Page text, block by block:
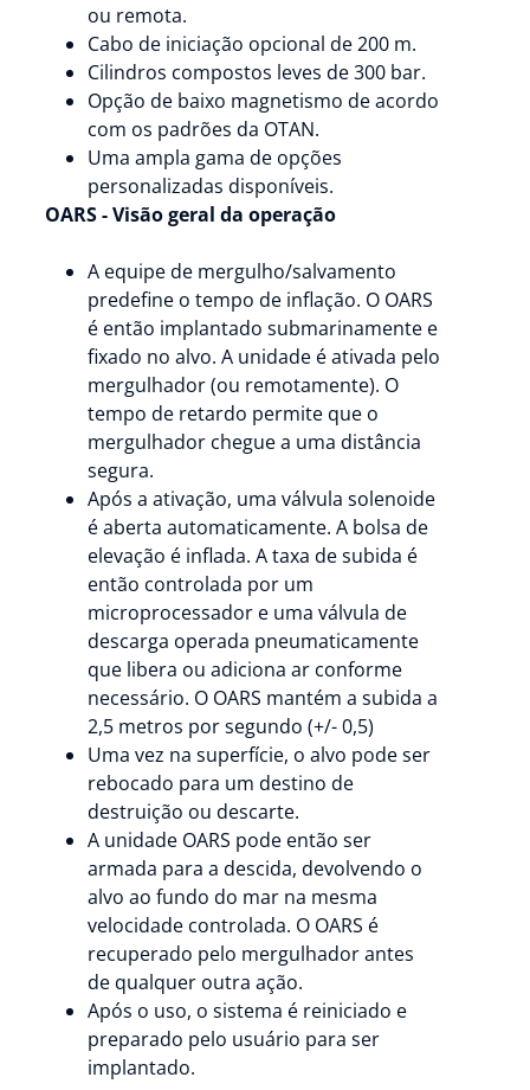
ou remota.
Cabo de iniciação opcional de 200 m.
Cilindros compostos leves de 300 bar.
Opção de baixo magnetismo de acordo
com os padrões da OTAN.
Uma ampla gama de opções
personalizadas disponíveis.
OARS - Visão geral da operação
A equipe de mergulho/salvamento
predefine o tempo de inflação. O OARS
é então implantado submarinamente e
fixado no alvo. A unidade é ativada pelo
mergulhador (ou remotamente). O
tempo de retardo permite que o
mergulhador chegue a uma distância
segura.
Após a ativação, uma válvula solenoide
é aberta automaticamente. A bolsa de
elevação é inflada. A taxa de subida é
então controlada por um
microprocessador e uma válvula de
descarga operada pneumaticamente
que libera ou adiciona ar conforme
necessário. O OARS mantém a subida a
2,5 metros por segundo (+/- 0,5)
Uma vez na superfície, o alvo pode ser
rebocado para um destino de
destruição ou descarte.
A unidade OARS pode então ser
armada para a descida, devolvendo o
alvo ao fundo do mar na mesma
velocidade controlada. O OARS é
recuperado pelo mergulhador antes
de qualquer outra ação.
Após o uso, o sistema é reiniciado e
preparado pelo usuário para ser
implantado.